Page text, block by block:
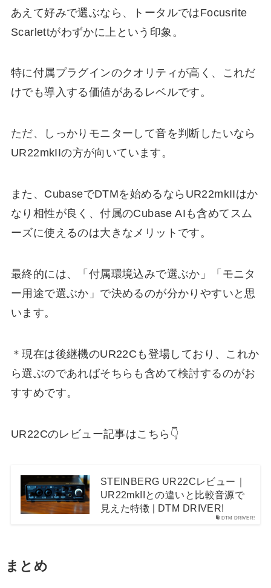
あえて好みで選ぶなら、トータルではFocusrite
Scarlettがわずかに上という印象。
特に付属プラグインのクオリティが高く、これだ
けでも導入する価値があるレベルです。
ただ、しっかりモニターして音を判断したいなら
UR22mkIIの方が向いています。
また、CubaseでDTMを始めるならUR22mkIIはか
なり相性が良く、付属のCubase AIも含めてスム
ーズに使えるのは大きなメリットです。
最終的には、「付属環境込みで選ぶか」「モニタ
ー用途で選ぶか」で決めるのが分かりやすいと思
います。
＊現在は後継機のUR22Cも登場しており、これか
ら選ぶのであればそちらも含めて検討するのがお
すすめです。
UR22Cのレビュー記事はこちら👇
DTM DRIVER!
STEINBERG UR22Cレビュー｜
UR22mkIIとの違いと比較音源で
見えた特徴 | DTM DRIVER!
まとめ